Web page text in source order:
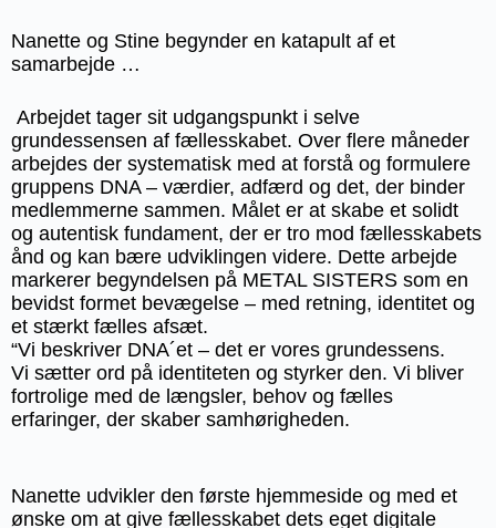
Nanette og Stine begynder en katapult af et
samarbejde …
Arbejdet tager sit udgangspunkt i selve
grundessensen af fællesskabet. Over flere måneder
arbejdes der systematisk med at forstå og formulere
gruppens DNA – værdier, adfærd og det, der binder
medlemmerne sammen. Målet er at skabe et solidt
og autentisk fundament, der er tro mod fællesskabets
ånd og kan bære udviklingen videre. Dette arbejde
markerer begyndelsen på METAL SISTERS som en
bevidst formet bevægelse – med retning, identitet og
et stærkt fælles afsæt.
“Vi beskriver DNA´et – det er vores grundessens.
Vi sætter ord på identiteten og styrker den. Vi bliver
fortrolige med de længsler, behov og fælles
erfaringer, der skaber samhørigheden.
Nanette udvikler den første hjemmeside og med et
ønske om at give fællesskabet dets eget digitale